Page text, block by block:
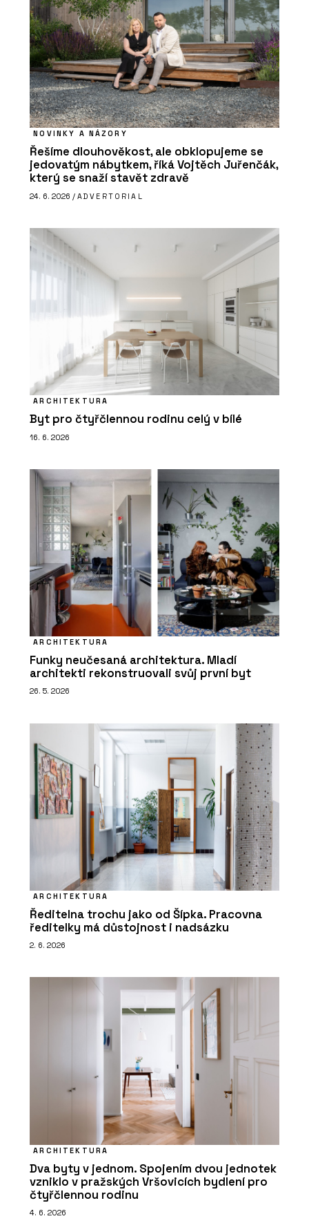
NOVINKY A NÁZORY
Řešíme dlouhověkost, ale obklopujeme se
jedovatým nábytkem, říká Vojtěch Juřenčák,
který se snaží stavět zdravě
24. 6. 2026 / ADVERTORIAL
ARCHITEKTURA
Byt pro čtyřčlennou rodinu celý v bílé
16. 6. 2026
ARCHITEKTURA
Funky neučesaná architektura. Mladí
architekti rekonstruovali svůj první byt
26. 5. 2026
ARCHITEKTURA
Ředitelna trochu jako od Šípka. Pracovna
ředitelky má důstojnost i nadsázku
2. 6. 2026
ARCHITEKTURA
Dva byty v jednom. Spojením dvou jednotek
vzniklo v pražských Vršovicích bydlení pro
čtyřčlennou rodinu
4. 6. 2026